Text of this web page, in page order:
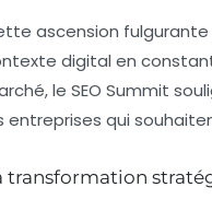
ascension fulgurante
digital en
le SEO Summit
entreprises qui
transformation